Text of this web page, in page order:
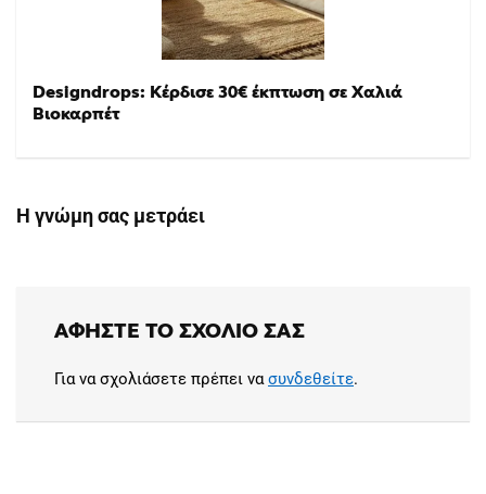
Designdrops: Κέρδισε 30€ έκπτωση σε Χαλιά
Βιοκαρπέτ
Η γνώμη σας μετράει
ΑΦΉΣΤΕ ΤΟ ΣΧΌΛΙΟ ΣΑΣ
Για να σχολιάσετε πρέπει νασυνδεθείτε.